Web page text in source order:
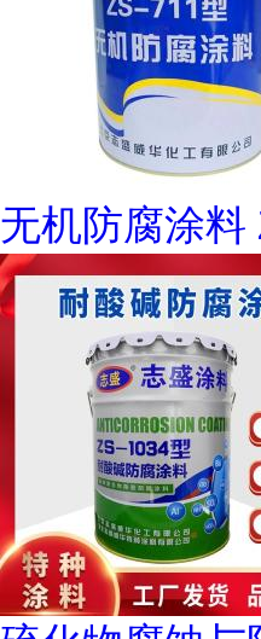
无机防腐涂料